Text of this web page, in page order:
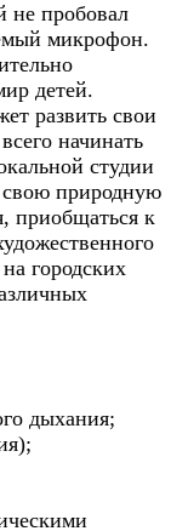
не пробовал
микрофон.
детей.
развить свои
начинать
студии
свою природную
приобщаться к
городских
дыхания;